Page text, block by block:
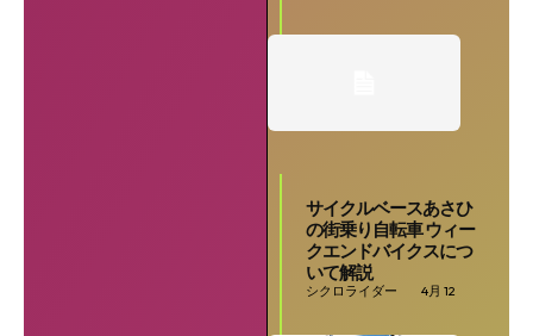
サイクルベースあさひ
の街乗り自転車 ウィー
クエンドバイクスにつ
いて解説
シクロライダー 4月 12